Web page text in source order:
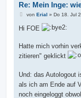
Re: Mein Inge:
B
a
g
von Erial » Do 18. Jul
Hi FOE
Hatte mich vorhin
zitieren" geklickt
Und: das Autologout
als ich am Ende auf
noch eingeloggt